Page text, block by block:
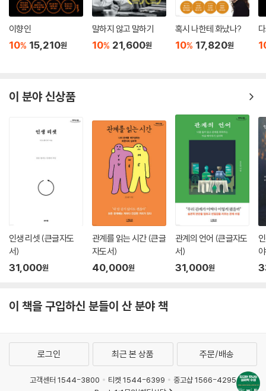
이향인
10% 15,210원
말하지 않고 말하기
10% 21,600원
혹시 나한테 화났나?
10% 17,820원
이 분야 신상품
인생 리셋 (큰글자도
서)
31,000원
관계를 읽는 시간 (큰글
자도서)
40,000원
관계의 언어 (큰글자도
서)
31,000원
이 책을 구입하신 분들이 산 분야 책
로그인 최근 본 상품 주문/배송
고객센터 1544-3800 티켓 1544-6399
중고샵 1566-4295